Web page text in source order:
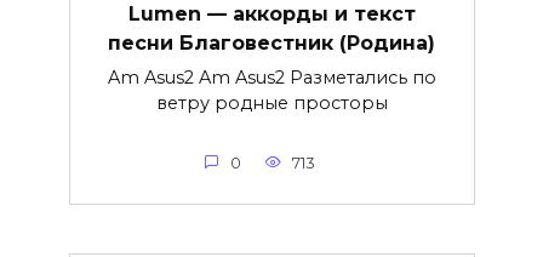
Lumen — аккорды и текст
песни Благовестник (Родина)
Am Asus2 Am Asus2 Разметались по
ветру родные просторы
0 713